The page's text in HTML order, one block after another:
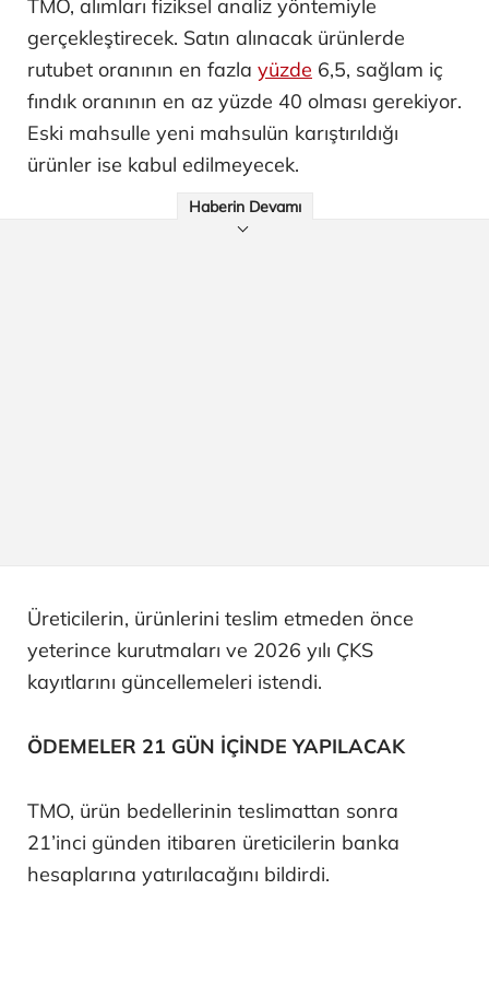
TMO, alımları fiziksel analiz yöntemiyle
gerçekleştirecek. Satın alınacak ürünlerde
rutubet oranının en fazla yüzde 6,5, sağlam iç
fındık oranının en az yüzde 40 olması gerekiyor.
Eski mahsulle yeni mahsulün karıştırıldığı
ürünler ise kabul edilmeyecek.
Haberin Devamı
Üreticilerin, ürünlerini teslim etmeden önce
yeterince kurutmaları ve 2026 yılı ÇKS
kayıtlarını güncellemeleri istendi.
ÖDEMELER 21 GÜN İÇİNDE YAPILACAK
TMO, ürün bedellerinin teslimattan sonra
21’inci günden itibaren üreticilerin banka
hesaplarına yatırılacağını bildirdi.